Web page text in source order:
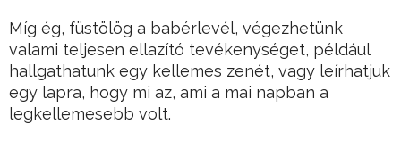
Míg ég, füstölög a babérlevél, végezhetünk
valami teljesen ellazító tevékenységet, például
hallgathatunk egy kellemes zenét, vagy leírhatjuk
egy lapra, hogy mi az, ami a mai napban a
legkellemesebb volt.